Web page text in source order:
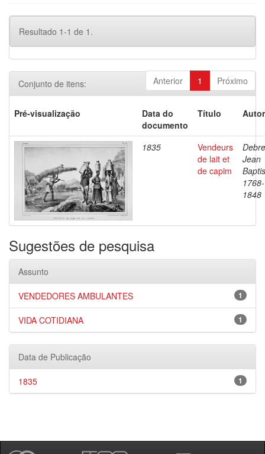
Resultado 1-1 de 1.
Anterior 1 Próximo
Conjunto de itens:
Pré-visualização
Data do
documento
Título
1835
Vendeurs
de lait et
de capim
Jean
1768-
1848
Sugestões de pesquisa
Assunto
1
VENDEDORES AMBULANTES
1
VIDA COTIDIANA
Data de Publicação
1
1835